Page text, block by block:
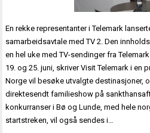
En rekke representanter i Telemark
samarbeidsavtale med TV 2. Den
en hel uke med TV-sendinger fra
19. og 25. juni, skriver Visit Telemark i en
Norge vil besøke utvalgte destinasjoner,
direktesendt familieshow på
konkurranser i Bø og Lunde, med hele
startstreken, vil også sendes i…